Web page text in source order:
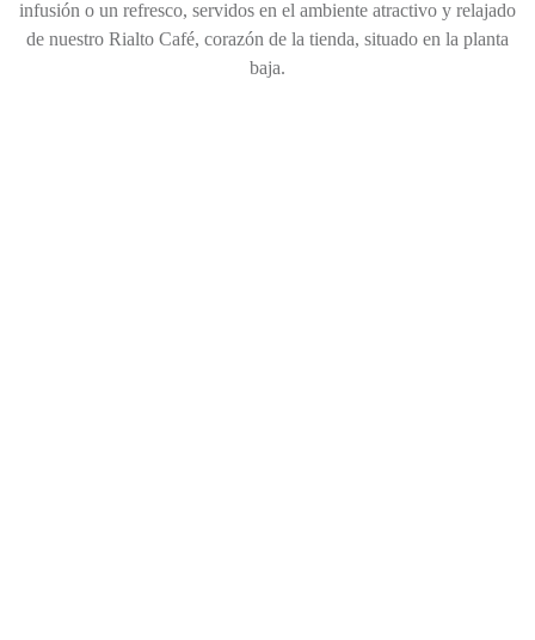
infusión o un refresco, servidos en el ambiente atractivo y relajado
de nuestro Rialto Café, corazón de la tienda, situado en la planta
baja.